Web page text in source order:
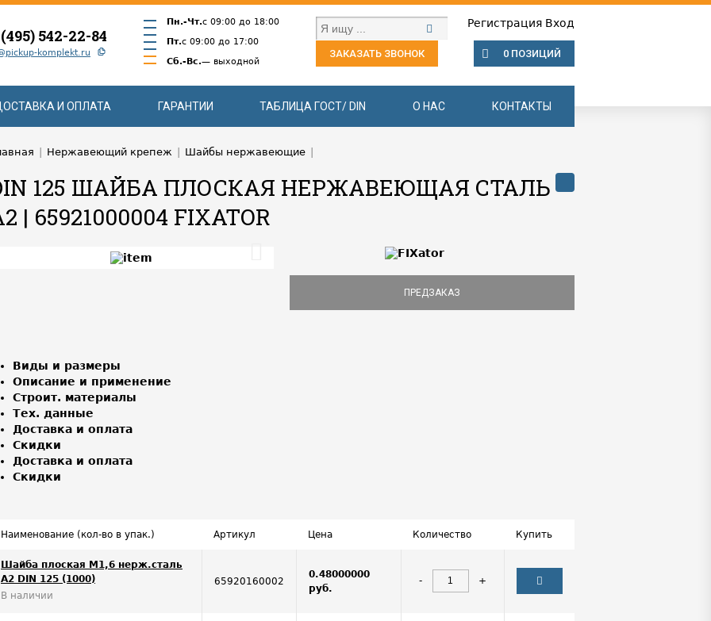
542-22-84
komplekt.ru
Пн.-Чт.с 09:00 до 18:00
Пт.с 09:00 до 17:00
Сб.-Вс.— выходной
Регистрация Вход
ЗАКАЗАТЬ ЗВОНОК 0 ПОЗИЦИЙ
И ОПЛАТА ГАРАНТИИ ТАБЛИЦА ГОСТ/ DIN О НАС КОНТАКТЫ
Нержавеющий крепеж Шайбы нержавеющие
125 ШАЙБА ПЛОСКАЯ НЕРЖАВЕЮЩАЯ СТАЛЬ
| 65921000004 FIXATOR
ПРЕДЗАКАЗ
Виды и размеры
Описание и применение
Строит. материалы
Тех. данные
Доставка и оплата
Скидки
Доставка и оплата
Скидки
Наименование (кол-во в упак.) Артикул Цена Количество Купить
Шайба плоская М1,6 нерж.сталь
А2 DIN 125 (1000)
В наличии
65920160002
0.48000000
руб.
- +